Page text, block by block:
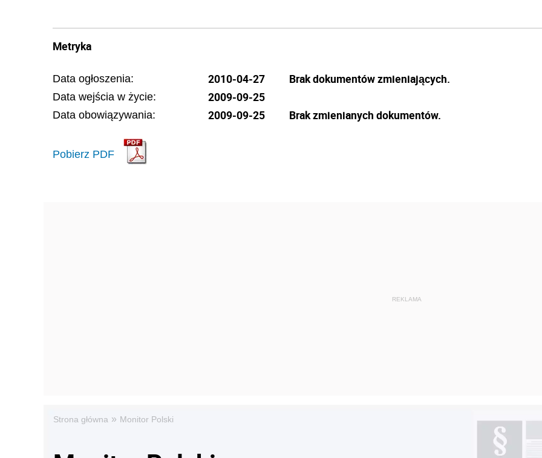
Metryka
Data ogłoszenia: 2010-04-27
Data wejścia w życie: 2009-09-25
Data obowiązywania: 2009-09-25
Pobierz PDF
Brak dokumentów zmieniających.
Brak zmienianych dokumentów.
Strona główna » Monitor Polski